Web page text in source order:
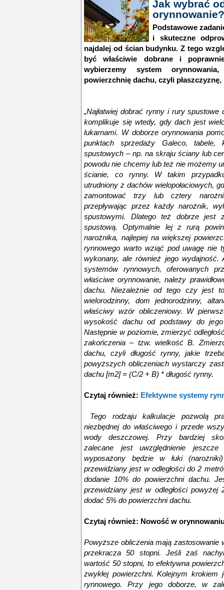
Jak wybrać
orynnowanie?
Podstawowe
i skuteczne
najdalej od ścian budynku. Z tego
być właściwie dobrane i
wybierzemy system
powierzchnię dachu, czyli
„Najłatwiej dobrać rynny i rury
komplikuje się wtedy, gdy dach jest
lukarnami. W doborze orynnowania
punktach sprzedaży Galeco, tabele,
spustowych – np. na skraju ściany lub
powodu nie chcemy lub też nie możemy
ścianie, co rynny. W takim
utrudniony z dachów wielopołaciowych,
zamontować trzy lub cztery
przepływając przez każdy narożnik,
spustowymi. Dlatego też dobrze jest
spustową. Optymalnie lej z rurą
narożnika, najlepiej na większej
rynnowego warto wziąć pod uwagę nie
wykonany, ale również jego
systemów rynnowych, oferowanych
właściwe orynnowanie, należy
dachu. Niezależnie od tego czy jest
wielorodzinny, dom jednorodzinny,
właściwy wzór obliczeniowy. W
wysokość dachu od podstawy do
Następnie w poziomie, zmierzyć
zakończenia – tzw. wielkość B.
dachu, czyli długość rynny, jakie
powyższych obliczeniach wystarczy
dachu [m2] = (C/2 + B) * długość rynny.
Czytaj również: Efektywne systemy
Tego rodzaju kalkulacje pozwolą
niezbędnej do właściwego i przede
wody deszczowej. Przy bardziej
zalecane jest uwzględnienie
wyposażony będzie w łuki
przewidziany jest w odległości do 2
dodanie 10% do powierzchni dachu.
przewidziany jest w odległości powyżej
dodać 5% do powierzchni dachu.
Czytaj również: Nowość w
Powyższe obliczenia mają zastosowanie
przekracza 50 stopni. Jeśli zaś
wartość 50 stopni, to efektywna
zwykłej powierzchni. Kolejnym krokiem
rynnowego. Przy jego doborze, w